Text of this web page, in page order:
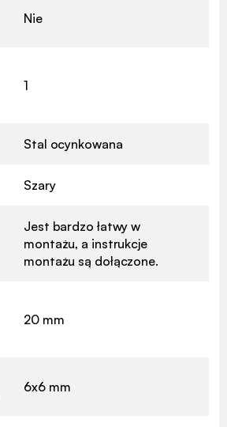
Nie
1
Stal ocynkowana
Szary
Jest bardzo łatwy w
montażu, a instrukcje
montażu są dołączone.
20 mm
6x6 mm